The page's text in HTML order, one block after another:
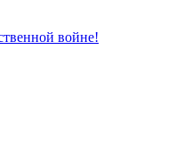
войне!